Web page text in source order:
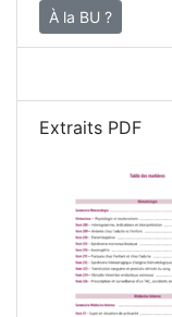
À la BU ?
Extraits PDF